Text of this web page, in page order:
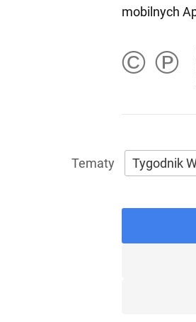
mobilnych
© ℗
Tygodnik